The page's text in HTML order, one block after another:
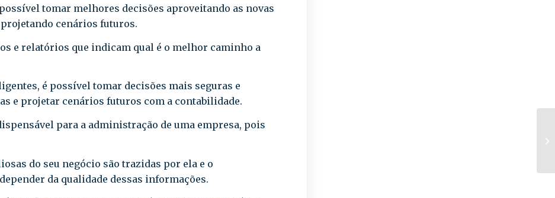
tomar melhores decisões aproveitando as novas
cenários futuros.
e relatórios que indicam qual é o melhor caminho a
é possível tomar decisões mais seguras e
e projetar cenários futuros com a contabilidade.
para a administração de uma empresa, pois
do seu negócio são trazidas por ela e o
da qualidade dessas informações.